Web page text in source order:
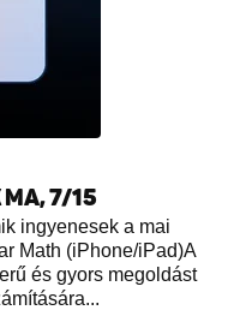
MA, 7/15
ingyenesek a mai
Math (iPhone/iPad)A
és gyors megoldást